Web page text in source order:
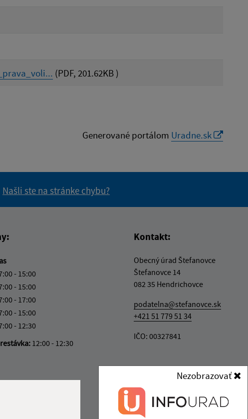
Nezobrazovať
(PDF, 201.62KB )
Generované portálom Uradne.sk
Našli ste na stránke chybu?
- 15:00
- 15:00
- 17:00
- 15:00
- 12:30
12:00 - 12:30
Kontakt:
Obecný úrad Štefanovce
Štefanovce 14
082 35 Hendrichovce
podatelna@stefanovce.sk
+421 51 779 51 34
IČO: 00327841